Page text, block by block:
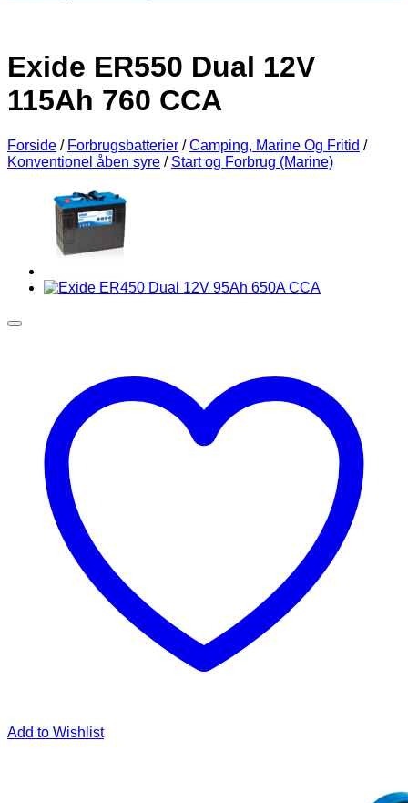
Exide ER550 Dual 12V
115Ah 760 CCA
Forside / Forbrugsbatterier / Camping, Marine Og Fritid /
Konventionel åben syre / Start og Forbrug (Marine)
Add to Wishlist